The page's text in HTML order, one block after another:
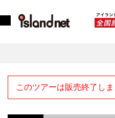
このツアーは販売終了しま